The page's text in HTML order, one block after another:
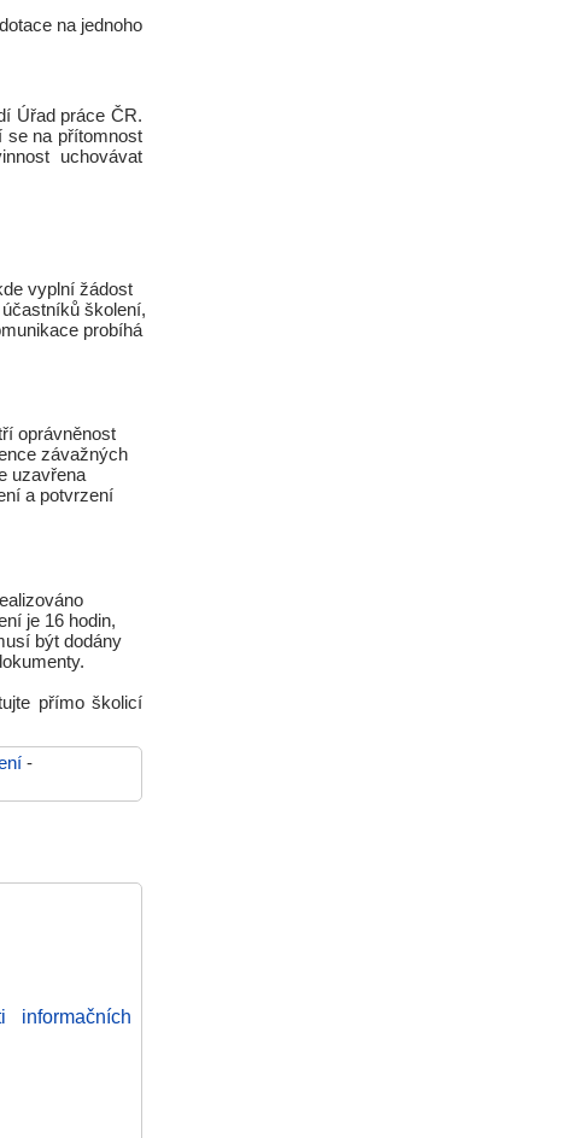
na jednoho
Úřad práce ČR.
se na přítomnost
uchovávat
vyplní žádost
školení,
probíhá
oprávněnost
závažných
uzavřena
a potvrzení
je 16 hodin,
být dodány
přímo školicí
-